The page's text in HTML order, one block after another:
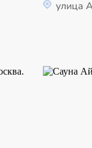
улица